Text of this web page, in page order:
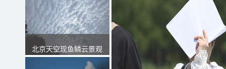
北京天空现鱼鳞云景观